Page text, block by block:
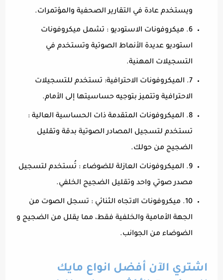
ويستخدم عادة في التقارير الصحفية والمؤتمرات.
6. ميكروفونات الاستوديو : تشمل ميكروفونات
استوديو عديدة الأنماط الصوتية وتستخدم في
التسجيلات المهنية.
7. الميكروفونات الاحترافية: تستخدم للتسجيلات
الاحترافية وتتميز بتوجيه حساسيتها إلى الأمام.
8. الميكروفونات المتقدمة ذات الحساسية العالية :
تستخدم لتسجيل المصادر الصوتية بدقة وتقليل
الضجيج من حولك.
9. الميكروفونات العازلة للضوضاء : تُستخدم لتسجيل
مصدر صوتي واحد وتقليل الضجيج الخلفي.
10. ميكروفونات الاتجاه الثنائي : تسجل الصوت من
الجهة الأمامية والخلفية فقط، مما يقلل من الضجيج و
الضوضاء من الجوانب.
اشتري الآن أفضل انواع مايك